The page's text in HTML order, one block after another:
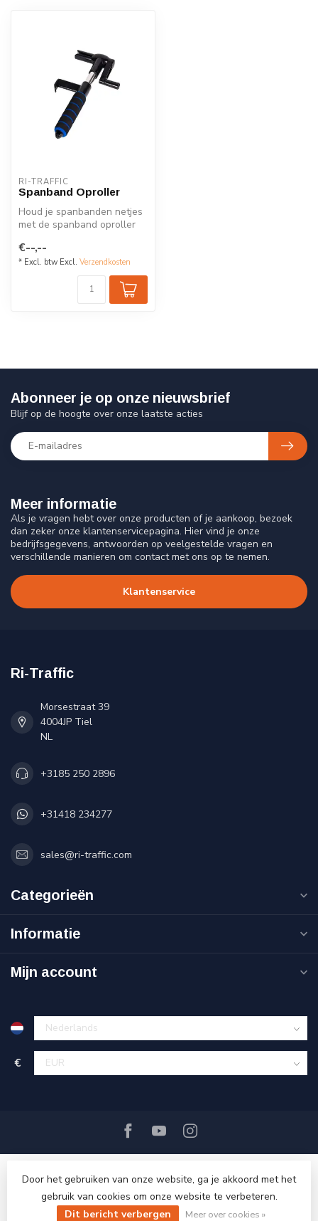
RI-TRAFFIC
Spanband Oproller
Houd je spanbanden netjes
met de spanband oproller
spanband...
€--,--
* Excl. btw Excl. Verzendkosten
Meer informatie
Als je vragen hebt over onze producten of je aankoop, bezoek
dan zeker onze klantenservicepagina. Hier vind je onze
bedrijfsgegevens, antwoorden op veelgestelde vragen en
verschillende manieren om contact met ons op te nemen.
Klantenservice
Abonneer je op onze nieuwsbrief
Blijf op de hoogte over onze laatste acties
Ri-Traffic
Morsestraat 39
4004JP Tiel
NL
+3185 250 2896
+31418 234277
sales@ri-traffic.com
Categorieën
Informatie
Mijn account
€
© Copyright 2026 Ri-Traffic
Door het gebruiken van onze website, ga je akkoord met het
gebruik van cookies om onze website te verbeteren.
Dit bericht verbergen
Meer over cookies »